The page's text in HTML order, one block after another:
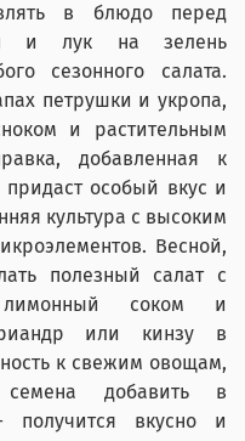
в блюдо перед
и лук на зелень
сезонного салата.
петрушки и укропа,
и растительным
добавленная к
особый вкус и
культура с высоким
Весной,
полезный салат с
соком и
или кинзу в
к свежим овощам,
добавить в
получится вкусно и